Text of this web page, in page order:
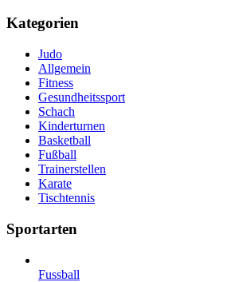
Kategorien
Judo
Allgemein
Fitness
Gesundheitssport
Schach
Kinderturnen
Basketball
Fußball
Trainerstellen
Karate
Tischtennis
Sportarten
Fussball